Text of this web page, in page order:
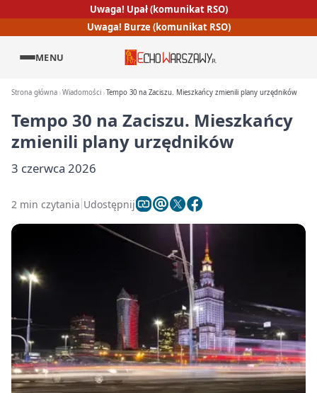
Uwaga! Upał (komunikat RSO)
Uwaga! Burze (komunikat RSO)
MENU
Strona główna Wiadomości Tempo 30 na Zaciszu. Mieszkańcy zmienili plany urzędników
Tempo 30 na Zaciszu. Mieszkańcy
zmienili plany urzędników
3 czerwca 2026
2 min czytania Udostępnij